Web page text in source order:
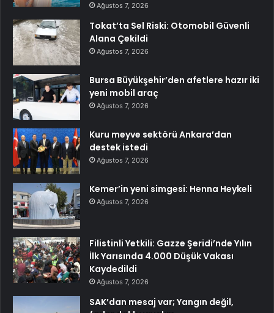
Ağustos 7, 2026
Tokat’ta Sel Riski: Otomobil Güvenli
Alana Çekildi
Ağustos 7, 2026
Bursa Büyükşehir’den afetlere hazır iki
yeni mobil araç
Ağustos 7, 2026
Kuru meyve sektörü Ankara’dan
destek istedi
Ağustos 7, 2026
Kemer’in yeni simgesi: Henna Heykeli
Ağustos 7, 2026
Filistinli Yetkili: Gazze Şeridi’nde Yılın
İlk Yarısında 4.000 Düşük Vakası
Kaydedildi
Ağustos 7, 2026
SAK’dan mesaj var; Yangın değil,